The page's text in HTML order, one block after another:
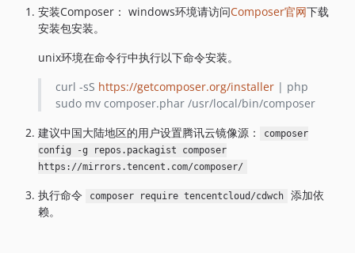
3.0.1388
3.0.1387
3.0.1386
3.0.1384
3.0.1383
3.0.1382
3.0.1381
3.0.1380
3.0.1379
3.0.1378
安装Composer： windows环境请访问Composer官网下载
安装包安装。
unix环境在命令行中执行以下命令安装。
curl -sS https://getcomposer.org/installer| php
sudo mv composer.phar /usr/local/bin/composer
建议中国大陆地区的用户设置腾讯云镜像源：
composer
config -g repos.packagist composer
https://mirrors.tencent.com/composer/
执行命令 composer require tencentcloud/cdwch
添加依
赖。